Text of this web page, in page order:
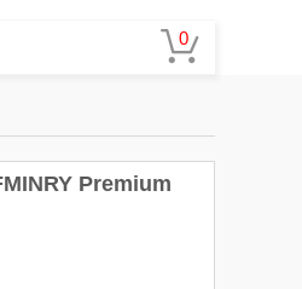
Premium